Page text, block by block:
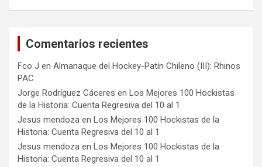
Comentarios recientes
Fco J en Almanaque del Hockey-Patín Chileno (III): Rhinos
PAC
Jorge Rodríguez Cáceres en Los Mejores 100 Hockistas
de la Historia: Cuenta Regresiva del 10 al 1
Jesus mendoza en Los Mejores 100 Hockistas de la
Historia: Cuenta Regresiva del 10 al 1
Jesus mendoza en Los Mejores 100 Hockistas de la
Historia: Cuenta Regresiva del 10 al 1